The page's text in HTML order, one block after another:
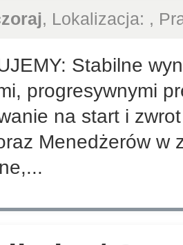
, Lokalizacja: ,
Stabilne
progresywnymi
na start i
Menedżerów w